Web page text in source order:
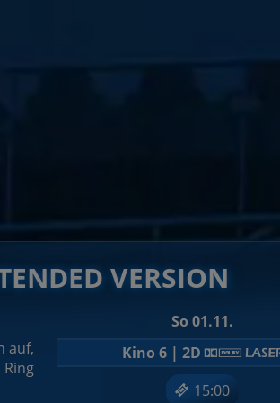
VERSION
So 01.11.
Kino 6 | 2D
15:00
auf,